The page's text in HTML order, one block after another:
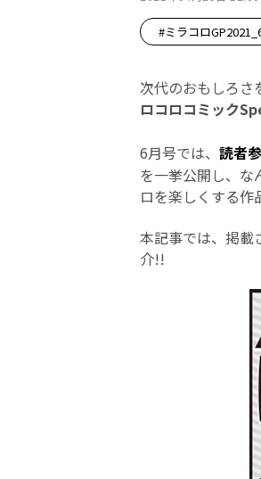
#ミラコロ
次代のおもしろさ
ロコロコミック
6月号では、 読者
を一挙公開し、な
ロを楽しくする
本記事では、掲載
介!!